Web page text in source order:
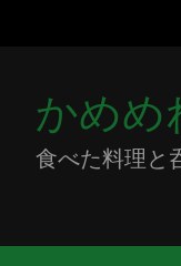
かめめ
食べた料理と